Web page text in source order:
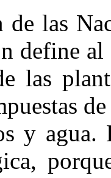
de las
define al
las
y agua.